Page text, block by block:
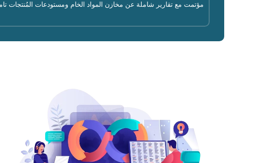
مؤتمت مع تقارير شاملة عن مخازن المواد الخام ومستودعات المُنتجات